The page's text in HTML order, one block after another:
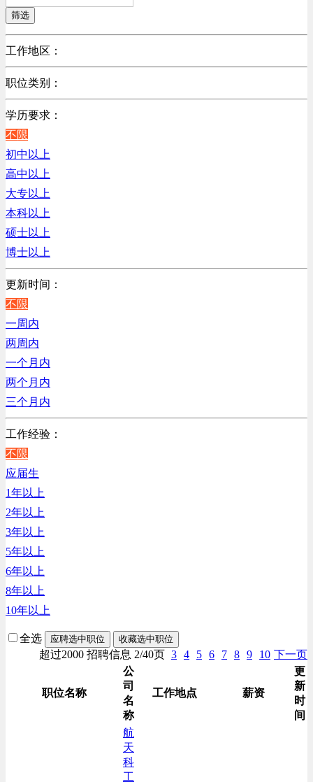
筛选
工作地区：
不限
北京
广东
江苏
陕西
浙江
辽宁
上海
职位类别：
不限
机械制造/仪器仪表类
计算机硬件类
销售管理类
计算机软件类
贸易/物流/仓储/采购类
客服及凯发娱乐网址的技术支持类
高级管理类
电子/电器/半导体类
电力电气/能源/自动化
程序/语言开发类
行政/后勤/文秘类
销售类
人力资源类
互联网/电子商务/游戏类
建筑装潢/市政建设类
通信/移动互联网/手机类
技工/维修类
房地产开发/物业管理类
生产/加工/认证类
综合技术类
汽车/交通类
财务/审计/税务类
学历要求：
不限
初中以上
高中以上
大专以上
本科以上
硕士以上
博士以上
更新时间：
不限
一周内
两周内
一个月内
两个月内
三个月内
工作经验：
不限
应届生
1年以上
2年以上
3年以上
5年以上
6年以上
8年以上
10年以上
全选 应聘选中职位 收藏选中职位
超过2000 招聘信息 2/40页 3 4 5 6 7 8 9 10 下一页
职位名称
公
司
名
称
工作地点 薪资
更
新
时
间
航
天
科
工